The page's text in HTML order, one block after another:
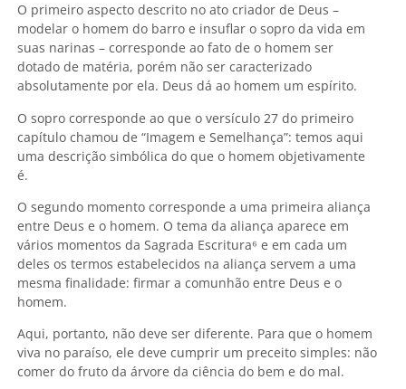
O primeiro aspecto descrito no ato criador de Deus –
modelar o homem do barro e insuflar o sopro da vida em
suas narinas – corresponde ao fato de o homem ser
dotado de matéria, porém não ser caracterizado
absolutamente por ela. Deus dá ao homem um espírito.
O sopro corresponde ao que o versículo 27 do primeiro
capítulo chamou de “Imagem e Semelhança”: temos aqui
uma descrição simbólica do que o homem objetivamente
é.
O segundo momento corresponde a uma primeira aliança
entre Deus e o homem. O tema da aliança aparece em
vários momentos da Sagrada Escritura⁶ e em cada um
deles os termos estabelecidos na aliança servem a uma
mesma finalidade: firmar a comunhão entre Deus e o
homem.
Aqui, portanto, não deve ser diferente. Para que o homem
viva no paraíso, ele deve cumprir um preceito simples: não
comer do fruto da árvore da ciência do bem e do mal.